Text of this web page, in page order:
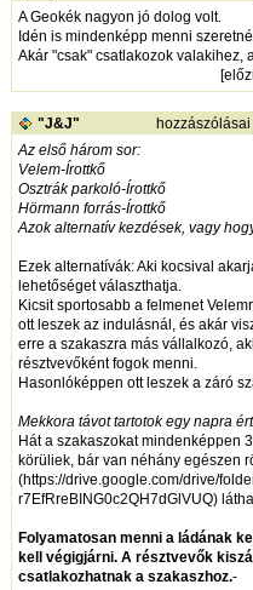
A Geokék nagyon jó dolog volt.
Idén is mindenképp menni
Akár "csak" csatlakozok valakihez,
[
"J&J" hozzászólásai
Az első három sor:
Velem-Írottkő
Osztrák parkoló-Írottkő
Hörmann forrás-Írottkő
Azok alternatív kezdések, vagy
Ezek alternatívák: Aki kocsival
lehetőséget választhatja.
Kicsit sportosabb a felmenet
ott leszek az indulásnál, és akár
erre a szakaszra más vállalkozó,
résztvevőként fogok menni.
Hasonlóképpen ott leszek a záró
Mekkora távot tartotok egy napra
Hát a szakaszokat mindenképpen
körüliek, bár van néhány egészen
(https://drive.google.com/drive/
r7EfRreBING0c2QH7dGlVUQ)
Folyamatosan menni a ládának
kell végigjárni. A résztvevők
csatlakozhatnak a szakaszhoz.-